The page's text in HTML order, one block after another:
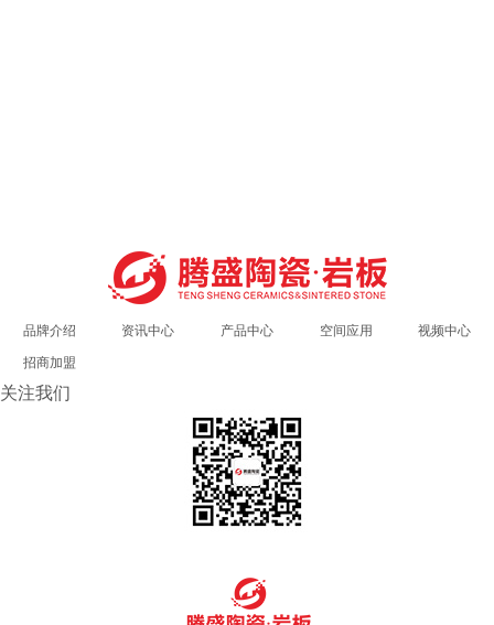
品牌介绍 资讯中心 产品中心 空间应用 视频中心
招商加盟
关注我们